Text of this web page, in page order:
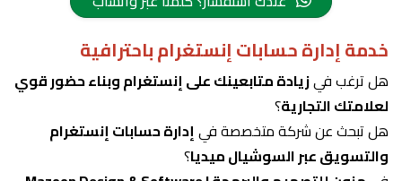
خدمة إدارة حسابات إنستغرام باحترافية
هل ترغب فيزيادة متابعينك على إنستغرام وبناء حضور قوي
لعلامتك التجارية؟
هل تبحث عن شركة متخصصة فيإدارة حسابات إنستغرام
والتسويق عبر السوشيال ميديا؟